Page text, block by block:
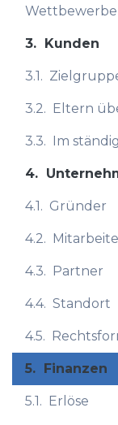
3. Kunden
3.1.
3.2. Eltern
3.3. Im
4.
4.1. Gründer
4.2.
4.3. Partner
4.4. Standort
4.5.
5. Finanzen
5.1. Erlöse